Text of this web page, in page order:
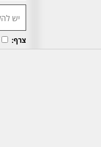
צרף: